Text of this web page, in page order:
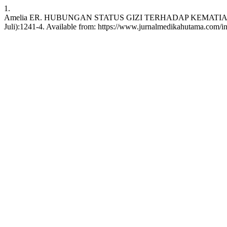
1.
Amelia ER. HUBUNGAN STATUS GIZI TERHADAP
Juli):1241-4. Available from: https://www.jurnalmedikahutama.com/